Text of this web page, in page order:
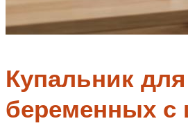
Купальник для
беременных с